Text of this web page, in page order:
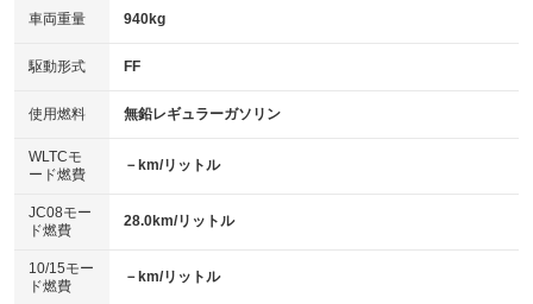
アイドリングストップ
：装備あり
USB入力端子
：装備なし
100V電源
：装備なし
センターデフロック
：装備なし
電動格納ミラー
：装備あり
HID(キセノンライト)
バックカメラ
エアロ
：装備なし
ローダウン
：装備なし
ベンチシート
：装備あり
車両重量 940kg
駆動形式 FF
使用燃料 無鉛レギュラーガソリン
WLTCモ
ード燃費
－km/リットル
JC08モー
ド燃費
28.0km/リットル
10/15モー
ド燃費
－km/リットル